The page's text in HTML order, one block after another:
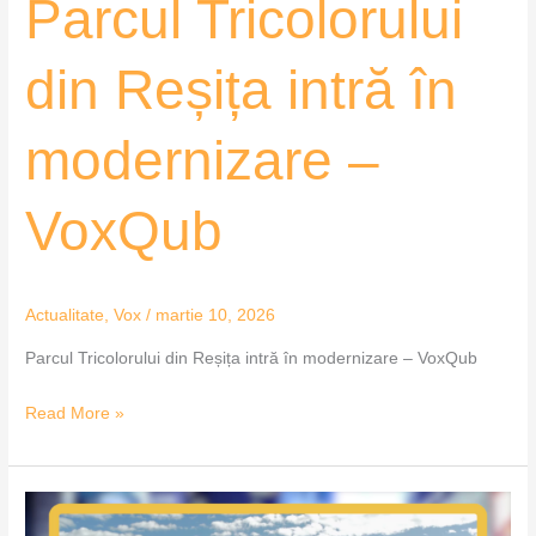
Parcul Tricolorului
din Reșița intră în
modernizare –
VoxQub
Actualitate,Vox / martie 10, 2026
Parcul Tricolorului din Reșița intră în modernizare – VoxQub
Read More »
Încep